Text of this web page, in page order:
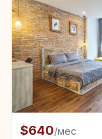
Комната в
$640/мес